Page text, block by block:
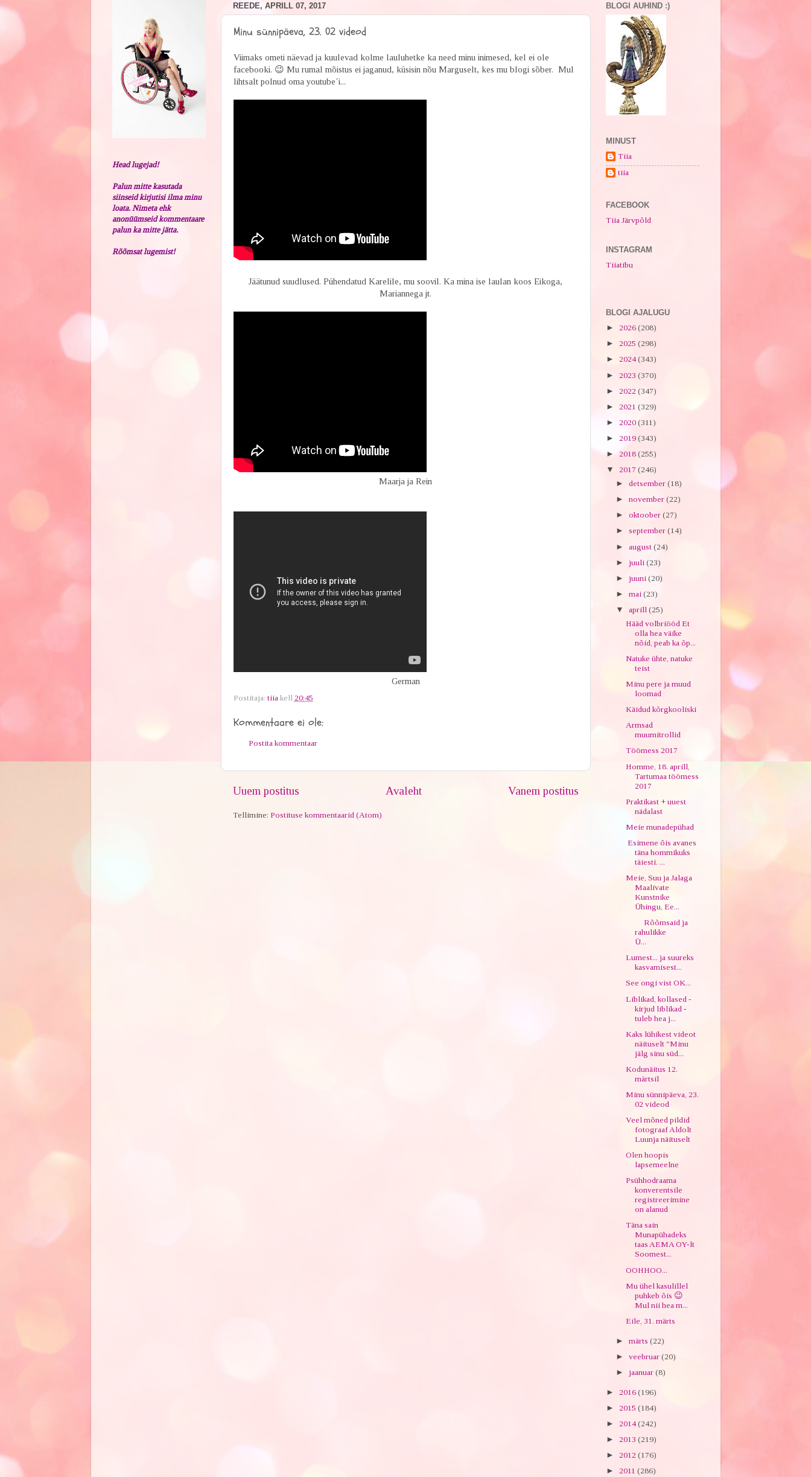
REEDE, APRILL 07, 2017
Minu sünnipäeva, 23. 02 videod
Viimaks ometi näevad ja kuulevad kolme lauluhetke ka need minu inimesed, kel ei ole
facebooki. 😉 Mu rumal mõistus ei jaganud, küsisin nõu Marguselt, kes mu blogi sõber. Mul
lihtsalt polnud oma youtube´i...
Jäätunud suudlused. Pühendatud Karelile, mu soovil. Ka mina ise laulan koos Eikoga,
Mariannega jt.
Maarja ja Rein
German
Postitaja: tiia kell 20:45
Kommentaare ei ole:
Postita kommentaar
Uuem postitus Vanem postitus
Avaleht
Tellimine: Postituse kommentaarid (Atom)
Head lugejad!
Palun mitte kasutada
siinseid kirjutisi ilma minu
loata. Nimeta ehk
anonüümseid kommentaare
palun ka mitte jätta.
Rõõmsat lugemist!
BLOGI AUHIND :)
MINUST
Tiia
tiia
FACEBOOK
Tiia Järvpõld
INSTAGRAM
Tiiatibu
BLOGI AJALUGU
► 2026 (208)
► 2025 (298)
► 2024(343)
► 2023 (370)
► 2022 (347)
► 2021 (329)
► 2020 (311)
► 2019 (343)
► 2018 (255)
▼ 2017 (246)
► detsember (18)
► november (22)
► oktoober (27)
► september (14)
► august (24)
► juuli (23)
► juuni (20)
► mai (23)
▼ aprill (25)
Hääd volbriööd Et
olla hea väike
nõid, peab ka õp...
Natuke ühte, natuke
teist
Minu pere ja muud
loomad
Käidud kõrgkooliski
Armsad
muumitrollid
Töömess 2017
Homme, 18. aprill,
Tartumaa töömess
2017
Praktikast + uuest
nädalast
Meie munadepühad
Esimene õis avanes
täna hommikuks
täiesti. ...
Meie, Suu ja Jalaga
Maalivate
Kunstnike
Ühingu, Ee...
Rõõmsaid ja
rahulikke
Ü...
Lumest... ja suureks
kasvamisest...
See ongi vist OK...
Liblikad, kollased -
kirjud liblikad -
tuleb hea j...
Kaks lühikest videot
näituselt "Minu
jälg sinu süd...
Kodunäitus 12.
märtsil
Minu sünnipäeva, 23.
02 videod
Veel mõned pildid
fotograaf Aldolt
Luunja näituselt
Olen hoopis
lapsemeelne
Psühhodraama
konverentsile
registreerimine
on alanud
Täna sain
Munapühadeks
taas AEMA OY-lt
Soomest...
OOHHOO...
Mu ühel kasulillel
puhkeb õis 😉
Mul nii hea m...
Eile, 31. märts
► märts (22)
► veebruar (20)
► jaanuar (8)
► 2016 (196)
► 2015 (184)
► 2014(242)
► 2013 (219)
► 2012 (176)
► 2011 (286)